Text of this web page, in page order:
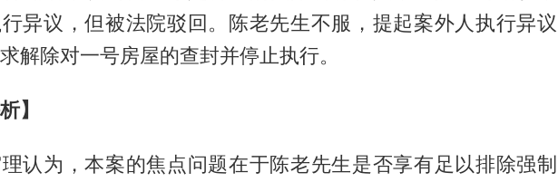
异议，但被法院驳回。陈老先生不服，提起案外人执行异议
解除对一号房屋的查封并停止执行。
】
认为，本案的焦点问题在于陈老先生是否享有足以排除强制